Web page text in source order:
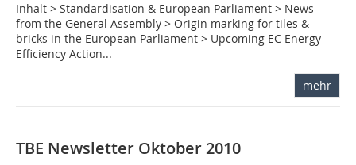
Inhalt > Standardisation & European Parliament > News
from the General Assembly > Origin marking for tiles &
bricks in the European Parliament > Upcoming EC Energy
Efficiency Action...
mehr
TBE Newsletter Oktober 2010